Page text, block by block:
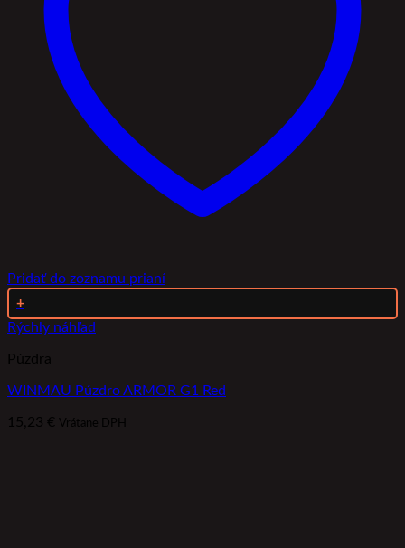
Pridať do zoznamu prianí
+
Rýchly náhľad
Púzdra
WINMAU Púzdro ARMOR G1 Red
15,23 € Vrátane DPH